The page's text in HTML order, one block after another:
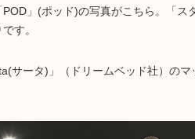
」(ポッド)の写真がこちら。「
す。
サータ)」（ドリームベッド社）の